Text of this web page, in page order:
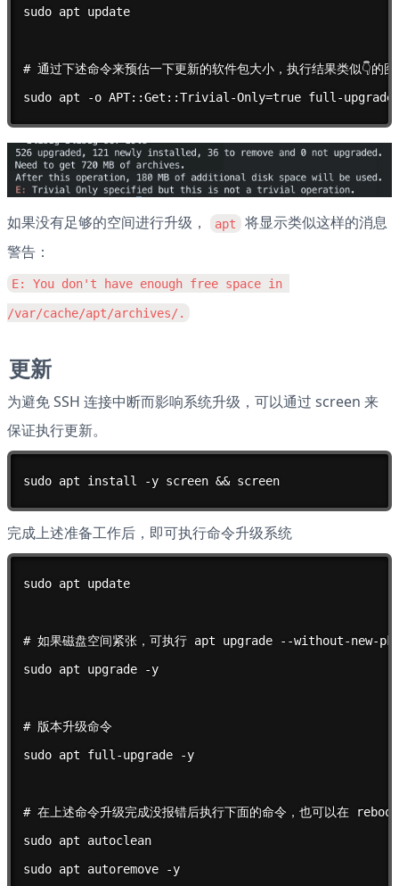
sudo apt update
# 通过下述命令来预估一下更新的软件包大小，执行结果类似👇的图
sudo apt -o APT::Get::Trivial-Only=true full-upgrade
如果没有足够的空间进行升级， apt
将显示类似这样的消息
警告：
E: You don't have enough free space in
/var/cache/apt/archives/.
更新
为避免 SSH 连接中断而影响系统升级，可以通过 screen 来
保证执行更新。
sudo apt install -y screen && screen
完成上述准备工作后，即可执行命令升级系统
sudo apt update
# 如果磁盘空间紧张，可执行 apt upgrade --without-new-
sudo apt upgrade -y
# 版本升级命令
sudo apt full-upgrade -y
# 在上述命令升级完成没报错后执行下面的命令，也可以在
sudo apt autoclean
sudo apt autoremove -y